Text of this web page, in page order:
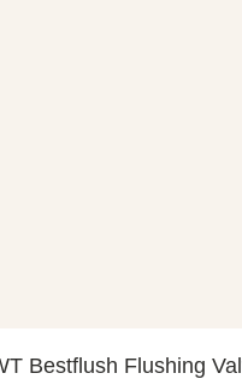
Bestflush Flushing